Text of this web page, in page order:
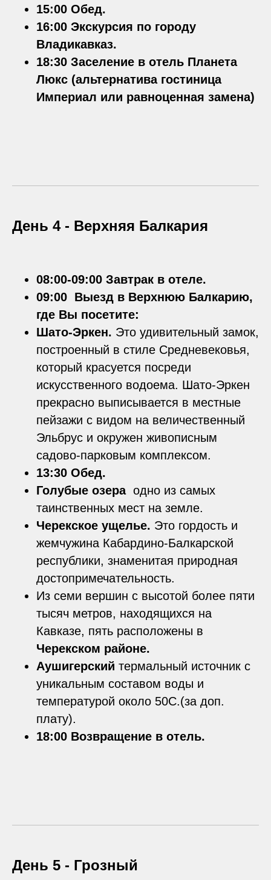
15:00 Обед.
16:00 Экскурсия по городу
Владикавказ.
18:30 Заселение в отель Планета
Люкс (альтернатива гостиница
Империал или равноценная замена)
День 4 - Верхняя Балкария
08:00-09:00 Завтрак в отеле.
09:00 Выезд в Верхнюю Балкарию,
где Вы посетите:
Шато-Эркен. Это удивительный замок,
построенный в стиле Средневековья,
который красуется посреди
искусственного водоема. Шато-Эркен
прекрасно выписывается в местные
пейзажи с видом на величественный
Эльбрус и окружен живописным
садово-парковым комплексом.
13:30 Обед.
Голубые озера одно из самых
таинственных мест на земле.
Черекское ущелье. Это гордость и
жемчужина Кабардино-Балкарской
республики, знаменитая природная
достопримечательность.
Из семи вершин с высотой более пяти
тысяч метров, находящихся на
Кавказе, пять расположены в
Черекском районе.
Аушигерский термальный источник с
уникальным составом воды и
температурой около 50С.(за доп.
плату).
18:00 Возвращение в отель.
День 5 - Грозный